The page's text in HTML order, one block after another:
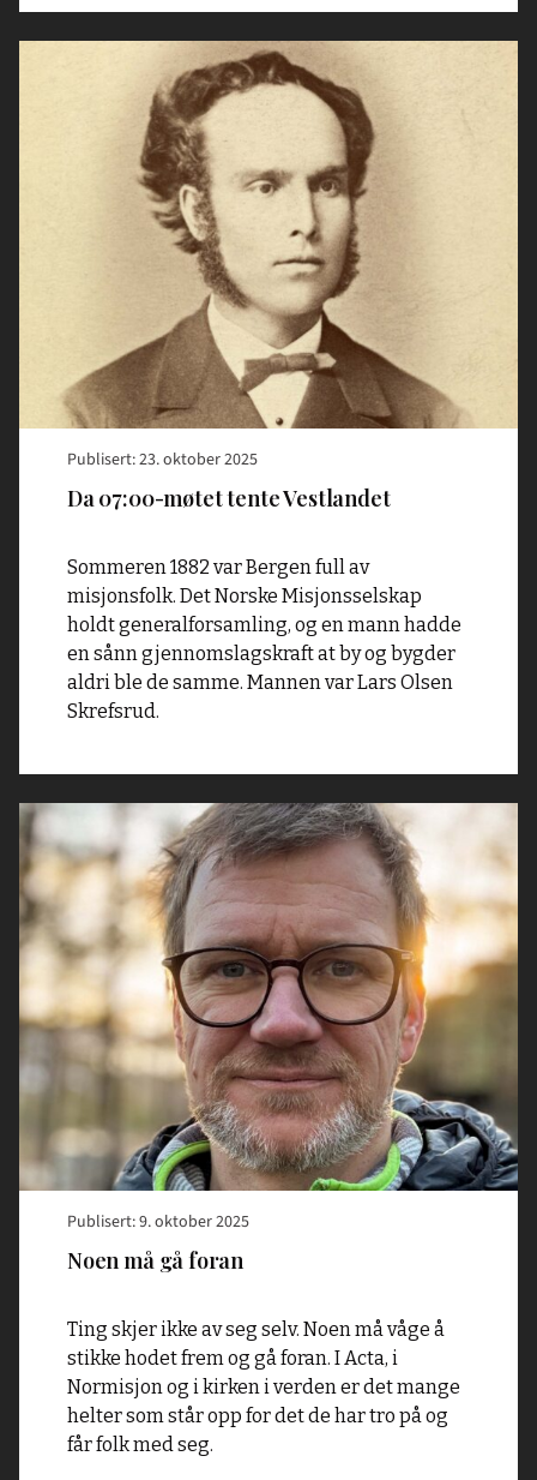
Publisert: 23. oktober 2025
Da 07:00-møtet tente Vestlandet
Sommeren 1882 var Bergen full av
misjonsfolk. Det Norske Misjonsselskap
holdt generalforsamling, og en mann hadde
en sånn gjennomslagskraft at by og bygder
aldri ble de samme. Mannen var Lars Olsen
Skrefsrud.
Read
article
møtet
tente
Vestlandet"
Publisert: 9. oktober 2025
Noen må gå foran
Ting skjer ikke av seg selv. Noen må våge å
stikke hodet frem og gå foran. I Acta, i
Normisjon og i kirken i verden er det mange
helter som står opp for det de har tro på og
får folk med seg.
Read
article
"Noen
må
gå
foran"